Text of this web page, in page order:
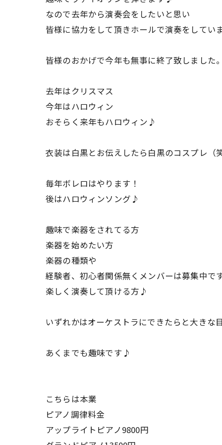
なので去年から演奏会をしたいと思い
皆様に協力をして頂きホールで演奏をしていま
皆様のおかげで今年も無事に終了致しました。
去年はクリスマス
今年はハロウィン
おそらく来年もハロウィン♪
衣装は白黒とお伝えしたら白黒のコスプレ（笑
毎年ボレロはやります！
後はハロウィンソング♪
趣味で楽器をされてる方
楽器を始めたい方
楽器の種類や
経験者、初心者関係無くメンバーは募集中で
楽しく演奏して頂ける方♪
いずれかはオーケストラにできたらと大きな
あくまでも趣味です♪
こちらは本業
ピアノ調律料金
アップライトピアノ9800円